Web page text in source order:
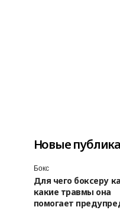
Новые
Бокс
Для чего боксеру
какие травмы она
помогает